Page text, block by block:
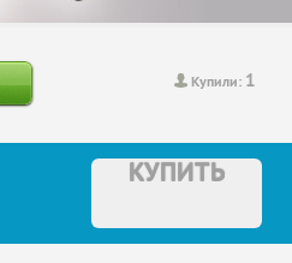
Купили: 1
КУПИТЬ